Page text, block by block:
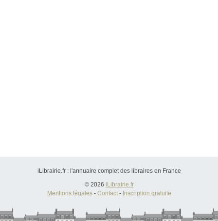
iLibrairie.fr : l'annuaire complet des libraires en France
© 2026 iLibrairie.fr
Mentions légales- Contact- Inscription gratuite